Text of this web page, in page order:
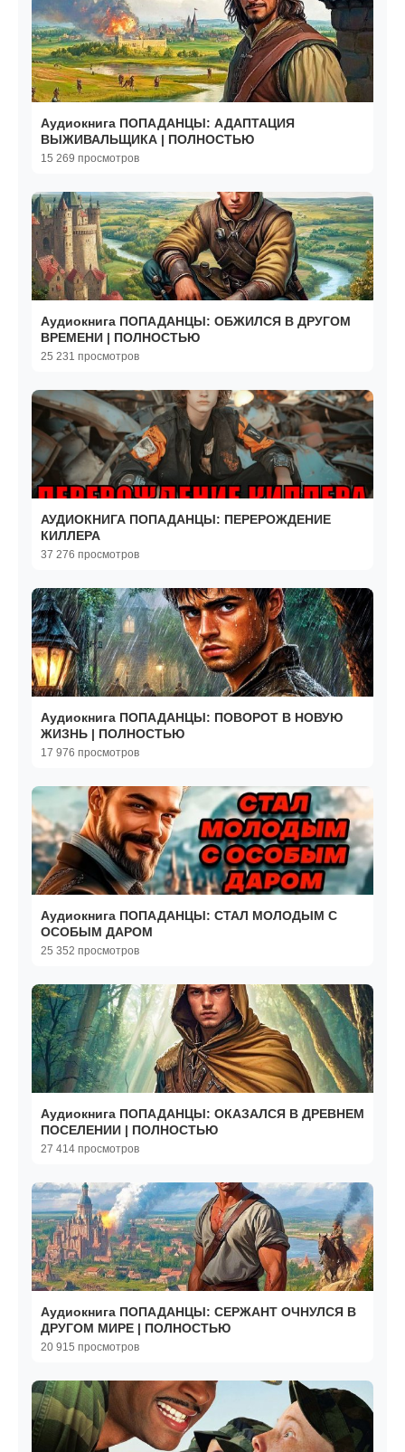
Аудиокнига ПОПАДАНЦЫ: АДАПТАЦИЯ
ВЫЖИВАЛЬЩИКА | ПОЛНОСТЬЮ
15 269 просмотров
Аудиокнига ПОПАДАНЦЫ: ОБЖИЛСЯ В ДРУГОМ
ВРЕМЕНИ | ПОЛНОСТЬЮ
25 231 просмотров
АУДИОКНИГА ПОПАДАНЦЫ: ПЕРЕРОЖДЕНИЕ
КИЛЛЕРА
37 276 просмотров
Аудиокнига ПОПАДАНЦЫ: ПОВОРОТ В НОВУЮ
ЖИЗНЬ | ПОЛНОСТЬЮ
17 976 просмотров
Аудиокнига ПОПАДАНЦЫ: СТАЛ МОЛОДЫМ С
ОСОБЫМ ДАРОМ
25 352 просмотров
Аудиокнига ПОПАДАНЦЫ: ОКАЗАЛСЯ В ДРЕВНЕМ
ПОСЕЛЕНИИ | ПОЛНОСТЬЮ
27 414 просмотров
Аудиокнига ПОПАДАНЦЫ: СЕРЖАНТ ОЧНУЛСЯ В
ДРУГОМ МИРЕ | ПОЛНОСТЬЮ
20 915 просмотров